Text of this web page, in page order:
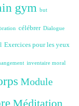
gym but
célébrer Dialogue
Exercices pour les yeux
inventaire moral
Module
Méditation